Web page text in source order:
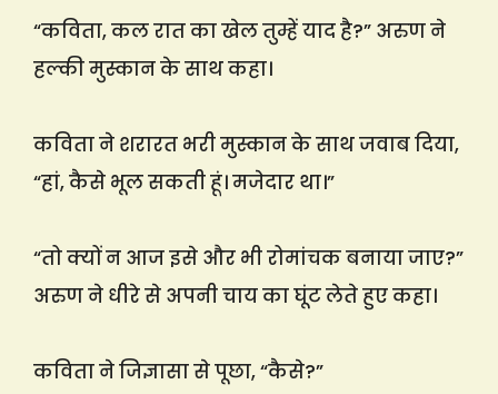
“कविता, कल रात का खेल तुम्हें याद है?” अरुण ने
हल्की मुस्कान के साथ कहा।
कविता ने शरारत भरी मुस्कान के साथ जवाब दिया,
“हां, कैसे भूल सकती हूं। मजेदार था।”
“तो क्यों न आज इसे और भी रोमांचक बनाया जाए?”
अरुण ने धीरे से अपनी चाय का घूंट लेते हुए कहा।
कविता ने जिज्ञासा से पूछा, “कैसे?”